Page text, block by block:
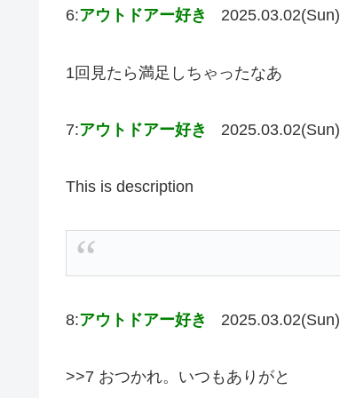
6:アウトドアー好き 2025.03.02(Sun)
1回見たら満足しちゃったなあ
7:アウトドアー好き 2025.03.02(Sun)
This is description
8:アウトドアー好き 2025.03.02(Sun)
>>7 おつかれ。いつもありがと